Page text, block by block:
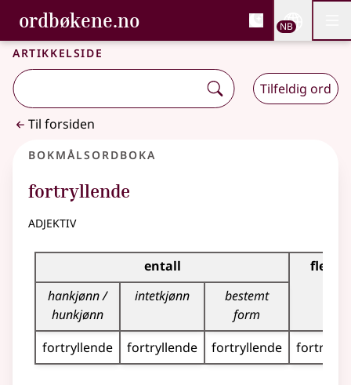
Gå til hovedinnhold
Tilgjengelighet
ordbøkene.no, Bokmålsordboka og
Bokmålsordboka og Nynorskordboka
NB
Artikkelside
Tilfeldig ord
Til forsiden
Bokmålsordboka
fortryllende
adjektiv
Bøyingstabell for dette adjektivet
entall
hankjønn /
hunkjønn
intetkjønn
bestemt
form
fortryllende
fortryllende fortryllende